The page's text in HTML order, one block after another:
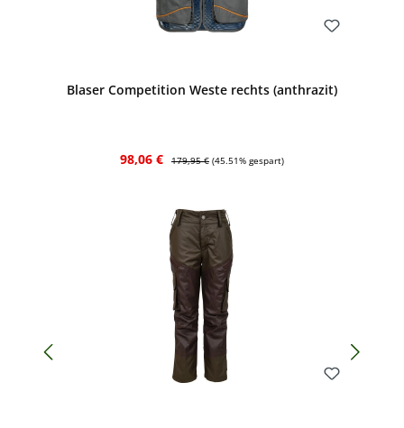
Blaser Competition Weste rechts (anthrazit)
Verkaufspreis:
98,06 € Regulärer Preis:
179,95 € (45.51% gespart)